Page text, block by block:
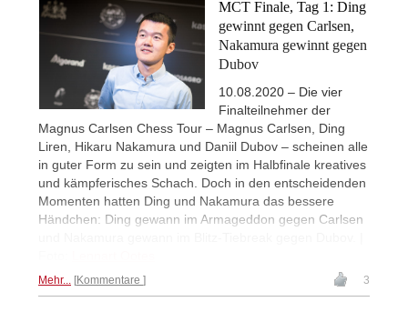
MCT Finale, Tag 1: Ding
gewinnt gegen Carlsen,
Nakamura gewinnt gegen
Dubov
10.08.2020 – Die vier
Finalteilnehmer der
Magnus Carlsen Chess Tour – Magnus Carlsen, Ding
Liren, Hikaru Nakamura und Daniil Dubov – scheinen alle
in guter Form zu sein und zeigten im Halbfinale kreatives
und kämpferisches Schach. Doch in den entscheidenden
Momenten hatten Ding und Nakamura das bessere
Händchen: Ding gewann im Armageddon gegen Carlsen
Mehr... Kommentare 3